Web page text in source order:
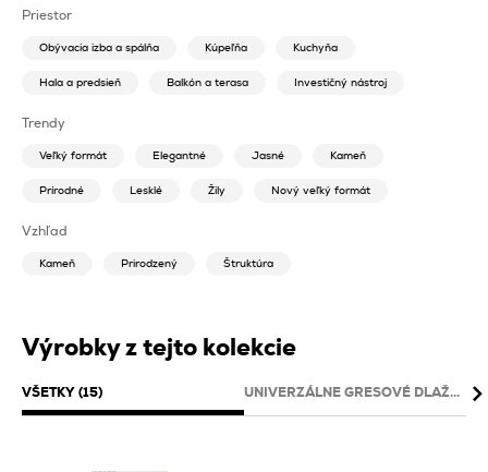
Priestor
Obývacia izba a spálňa Kúpeľňa Kuchyňa
Hala a predsieň Balkón a terasa Investičný nástroj
Trendy
Veľký formát Elegantné Jasné Kameň
Prírodné Lesklé Žily Nový veľký formát
Vzhľad
Kameň Prirodzený Štruktúra
Výrobky z tejto kolekcie
VŠETKY (15) UNIVERZÁLNE GRESOVÉ